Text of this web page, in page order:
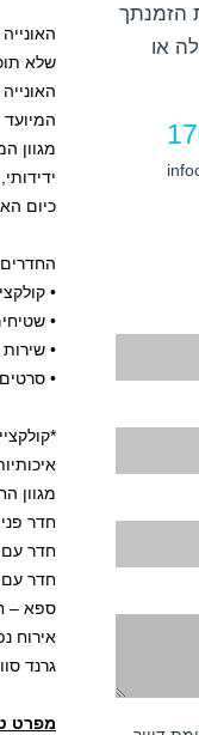
הזמנתך
או
האונייה
שלא
המיועד בנוער בגילאי 12-
מגוון
כיום
•
•
• שירות
•
מגוון
חדר
חדר עם
חדר עם
ספא –
אירוח
גרנד
מפרט